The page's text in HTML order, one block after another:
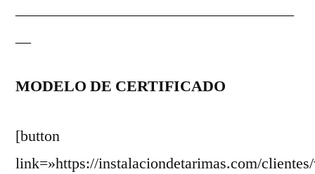
MODELO DE CERTIFICADO
[button
link=»https://instalaciondetarimas.com/